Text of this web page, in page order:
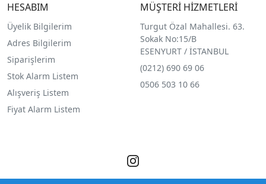
HESABIM
Üyelik Bilgilerim
Adres Bilgilerim
Siparişlerim
Stok Alarm Listem
Alışveriş Listem
Fiyat Alarm Listem
MÜŞTERİ HİZMETLERİ
Turgut Özal Mahallesi. 63.
Sokak No:15/B
ESENYURT / İSTANBUL
(0212) 690 69 06
0506 503 10 66